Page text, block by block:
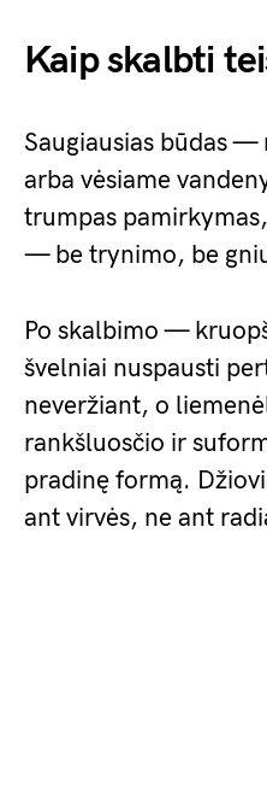
Kaip skalbti
Saugiausias būdas
arba vėsiame
trumpas
— be trynimo, be
Po skalbimo —
švelniai nuspausti
neveržiant, o
rankšluosčio ir
pradinę formą.
ant virvės, ne ant